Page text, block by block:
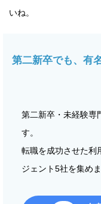
いね。
第二新卒でも、有
第二新卒・未経験専
す。
転職を成功させた利
ジェント5社を集めま